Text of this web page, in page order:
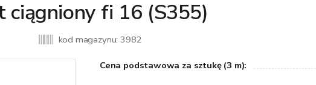
ciągniony fi 16 (S355)
kod magazynu: 3982
Cena podstawowa za sztukę (3 m):